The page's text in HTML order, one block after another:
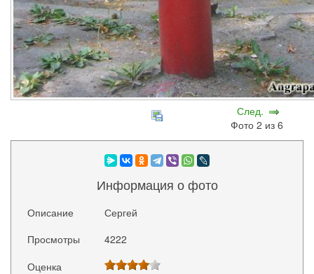
След.
Фото 2 из 6
Информация о фото
Описание
Сергей
Просмотры
4222
Оценка